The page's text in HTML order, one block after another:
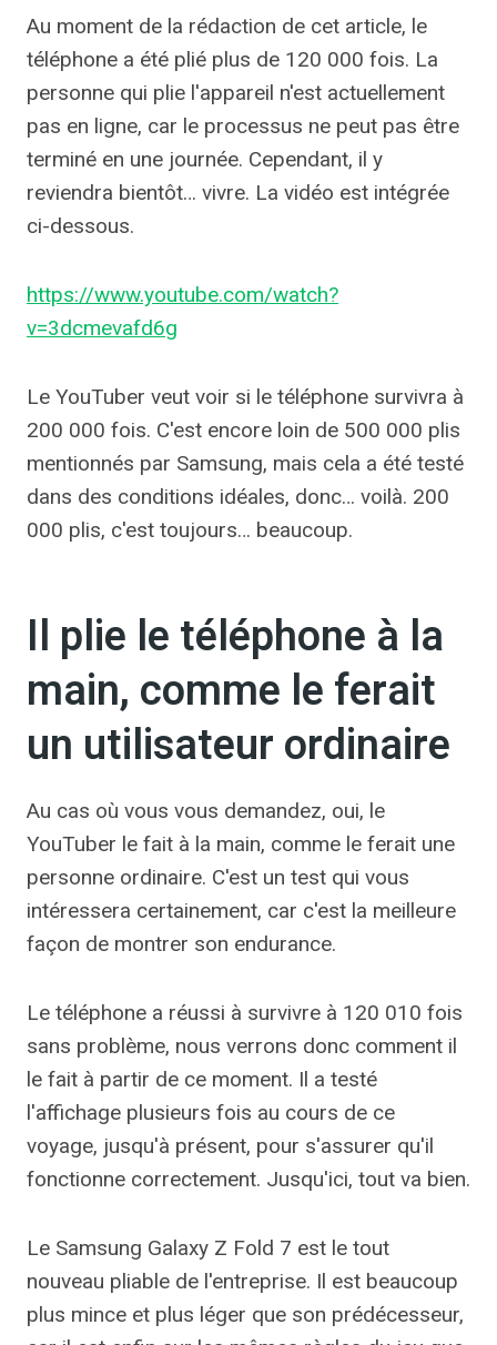
Au moment de la rédaction de cet article, le
téléphone a été plié plus de 120 000 fois. La
personne qui plie l'appareil n'est actuellement
pas en ligne, car le processus ne peut pas être
terminé en une journée. Cependant, il y
reviendra bientôt… vivre. La vidéo est intégrée
ci-dessous.
https://www.youtube.com/watch?
v=3dcmevafd6g
Le YouTuber veut voir si le téléphone survivra à
200 000 fois. C'est encore loin de 500 000 plis
mentionnés par Samsung, mais cela a été testé
dans des conditions idéales, donc… voilà. 200
000 plis, c'est toujours… beaucoup.
Il plie le téléphone à la
main, comme le ferait
un utilisateur ordinaire
Au cas où vous vous demandez, oui, le
YouTuber le fait à la main, comme le ferait une
personne ordinaire. C'est un test qui vous
intéressera certainement, car c'est la meilleure
façon de montrer son endurance.
Le téléphone a réussi à survivre à 120 010 fois
sans problème, nous verrons donc comment il
le fait à partir de ce moment. Il a testé
l'affichage plusieurs fois au cours de ce
voyage, jusqu'à présent, pour s'assurer qu'il
fonctionne correctement. Jusqu'ici, tout va bien.
Le Samsung Galaxy Z Fold 7 est le tout
nouveau pliable de l'entreprise. Il est beaucoup
plus mince et plus léger que son prédécesseur,